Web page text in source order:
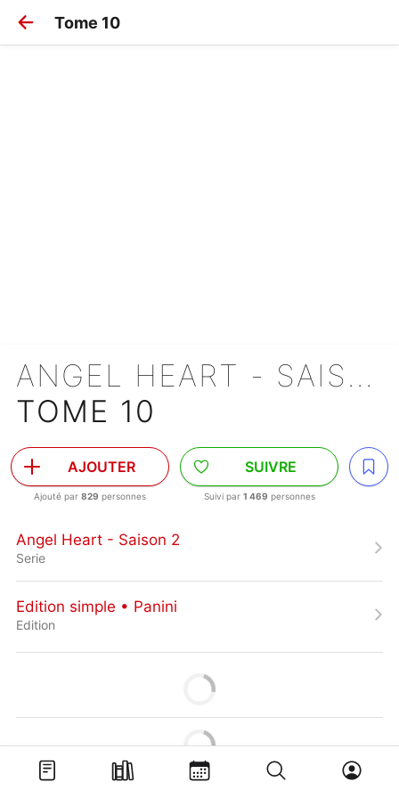
Tome 10
ANGEL HEART - SAISON 2
TOME 10
AJOUTER
Ajouté par 829 personnes
SUIVRE
Suivi par 1 469 personnes
Angel Heart - Saison 2
Serie
Edition simple • Panini
Edition